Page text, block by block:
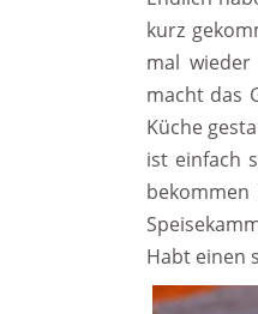
kurz
mal
macht das
Küche
ist einfach
Habt einen